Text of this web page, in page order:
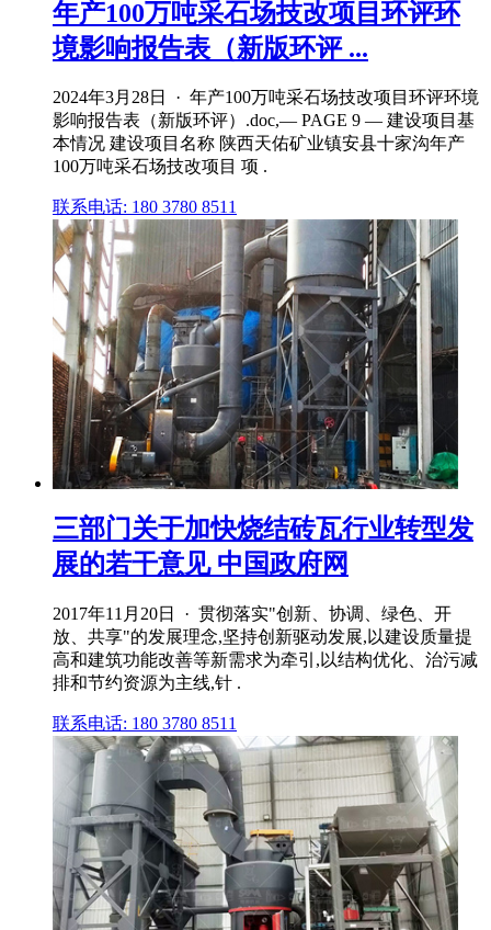
年产100万吨采石场技改项目环评环
境影响报告表（新版环评 ...
2024年3月28日 · 年产100万吨采石场技改项目环评环境
影响报告表（新版环评）.doc,— PAGE 9 — 建设项目基
本情况 建设项目名称 陕西天佑矿业镇安县十家沟年产
100万吨采石场技改项目 项 .
联系电话: 180 3780 8511
三部门关于加快烧结砖瓦行业转型发
展的若干意见 中国政府网
2017年11月20日 · 贯彻落实"创新、协调、绿色、开
放、共享"的发展理念,坚持创新驱动发展,以建设质量提
高和建筑功能改善等新需求为牵引,以结构优化、治污减
排和节约资源为主线,针 .
联系电话: 180 3780 8511